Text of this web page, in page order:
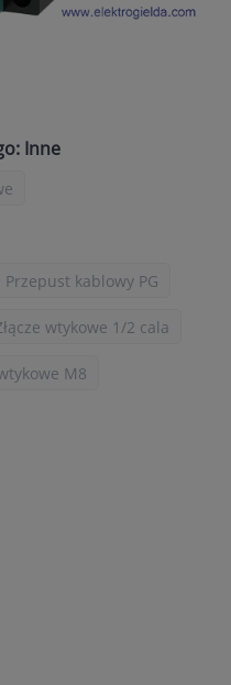
Inne
Przepust kablowy PG
wtykowe 1/2 cala
M8